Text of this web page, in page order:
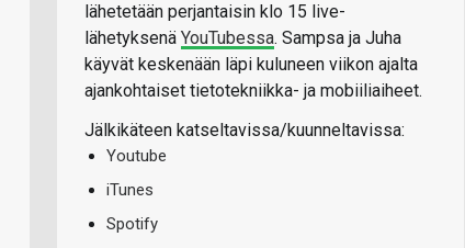
lähetetään perjantaisin klo 15 live-
lähetyksenä YouTubessa. Sampsa ja Juha
käyvät keskenään läpi kuluneen viikon ajalta
ajankohtaiset tietotekniikka- ja mobiiliaiheet.
Jälkikäteen katseltavissa/kuunneltavissa:
Youtube
iTunes
Spotify